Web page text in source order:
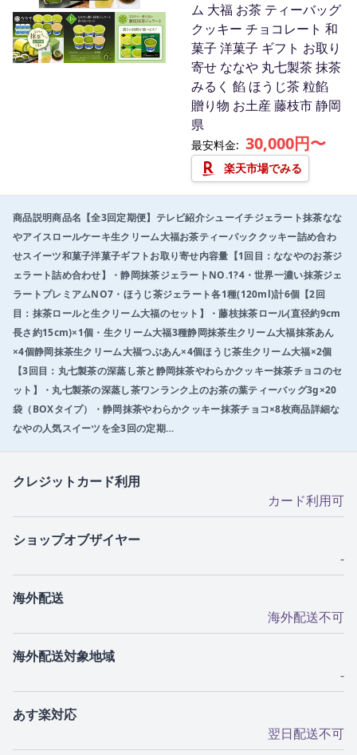
I
t
e
ム 大福 お茶 ティーバッグ
クッキー チョコレート 和
菓子 洋菓子 ギフト お取り
寄せ ななや 丸七製茶 抹茶
みるく 餡 ほうじ茶 粒餡
贈り物 お土産 藤枝市 静岡
県
最安料金: 30,000円〜
楽天市場でみる
商品説明商品名【全3回定期便】テレビ紹介シューイチジェラート抹茶なな
やアイスロールケーキ生クリーム大福お茶ティーパッククッキー詰め合わ
せスイーツ和菓子洋菓子ギフトお取り寄せ内容量【1回目：ななやのお茶ジ
ェラート詰め合わせ】・静岡抹茶ジェラートNO.1?4・世界一濃い抹茶ジェ
ラートプレミアムNO7・ほうじ茶ジェラート各1種(120ml)計6個【2回
目：抹茶ロールと生クリーム大福のセット】・藤枝抹茶ロール(直径約9cm
長さ約15cm)×1個・生クリーム大福3種静岡抹茶生クリーム大福抹茶あん
×4個静岡抹茶生クリーム大福つぶあん×4個ほうじ茶生クリーム大福×2個
【3回目：丸七製茶の深蒸し茶と静岡抹茶やわらかクッキー抹茶チョコのセ
ット】・丸七製茶の深蒸し茶ワンランク上のお茶の葉ティーバッグ3g×20
袋（BOXタイプ）・静岡抹茶やわらかクッキー抹茶チョコ×8枚商品詳細な
なやの人気スイーツを全3回の定期…
クレジットカード利用
カード利用可
ショップオブザイヤー
-
海外配送
海外配送不可
海外配送対象地域
-
あす楽対応
翌日配送不可